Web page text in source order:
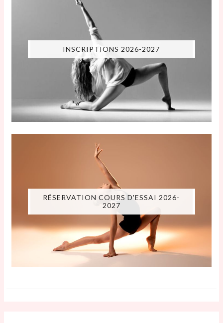
INSCRIPTIONS 2026-2027
RÉSERVATION COURS D'ESSAI 2026-
2027